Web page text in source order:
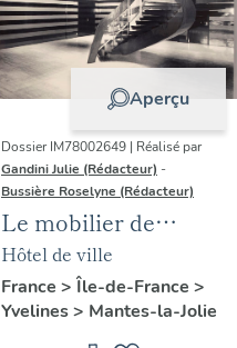
Aperçu
Dossier IM78002649 | Réalisé par
Gandini Julie (Rédacteur) -
Bussière Roselyne (Rédacteur)
Le mobilier de
l'hôtel de ville
Hôtel de ville
France > Île-de-France >
Yvelines> Mantes-la-Jolie